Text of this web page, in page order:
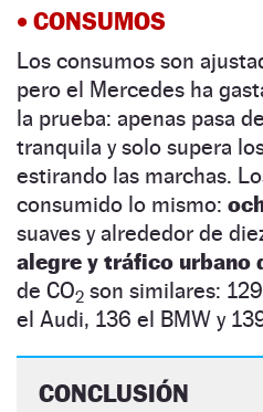
• CONSUMOS
Los consumos son
pero el Mercedes ha
la prueba: apenas pasa de
tranquila y solo supera
estirando las marchas.
consumido lo mismo:
suaves y alrededor de
alegre y tráfico urbano
de CO2 son similares:
el Audi, 136 el BMW y
CONCLUSIÓN